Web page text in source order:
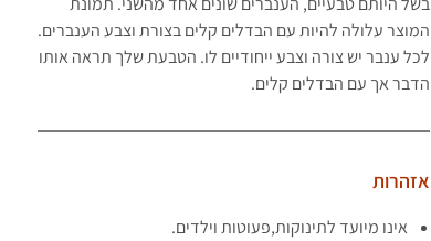
המוצר עלולה להיות עם הבדלים קלים בצורת וצבע הענברים.
לכל ענבר יש צורה וצבע ייחודיים לו. הטבעת שלך תראה אותו
הדבר אך עם הבדלים קלים.
אזהרות
אינו מיועד לתינוקות,פעוטות וילדים.